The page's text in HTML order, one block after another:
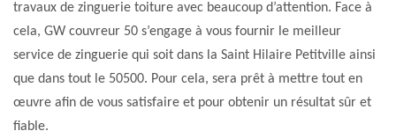
travaux de zinguerie toiture avec beaucoup d’attention. Face à
cela, GW couvreur 50 s’engage à vous fournir le meilleur
service de zinguerie qui soit dans la Saint Hilaire Petitville ainsi
que dans tout le 50500. Pour cela, sera prêt à mettre tout en
œuvre afin de vous satisfaire et pour obtenir un résultat sûr et
fiable.